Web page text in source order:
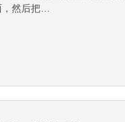
然后把…